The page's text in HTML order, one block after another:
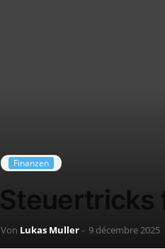
Finanzen
Steuertricks
Von Lukas Muller- 9 décembre 2025